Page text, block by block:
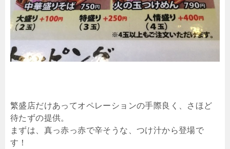
繁盛店だけあってオペレーションの手際良く、さほど
待たずの提供。
まずは、真っ赤っ赤で辛そうな、つけ汁から登場で
す！